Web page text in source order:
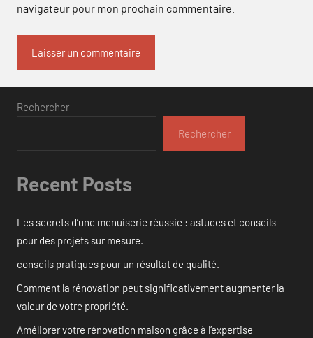
navigateur pour mon prochain commentaire.
Rechercher
Rechercher
Recent Posts
Les secrets d’une menuiserie réussie : astuces et conseils
pour des projets sur mesure.
conseils pratiques pour un résultat de qualité.
Comment la rénovation peut significativement augmenter la
valeur de votre propriété.
Améliorer votre rénovation maison grâce à l’expertise